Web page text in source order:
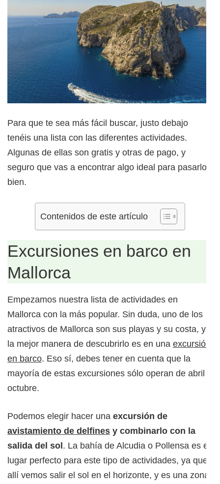
Para que te sea más fácil buscar, justo debajo
tenéis una lista con las diferentes actividades.
Algunas de ellas son gratis y otras de pago, y
seguro que vas a encontrar algo ideal para pasarlo
bien.
Contenidos de este artículo
Excursiones en barco en
Mallorca
Empezamos nuestra lista de actividades en
Mallorca con la más popular. Sin duda, uno de los
atractivos de Mallorca son sus playas y su costa, y
la mejor manera de descubrirlo es en una excursión
en barco. Eso sí, debes tener en cuenta que la
mayoría de estas excursiones sólo operan de abril a
octubre.
Podemos elegir hacer una excursión de
avistamiento de delfines y combinarlo con la
salida del sol. La bahía de Alcudia o Pollensa es el
lugar perfecto para este tipo de actividades, ya que
allí vemos salir el sol en el horizonte, y es una zona